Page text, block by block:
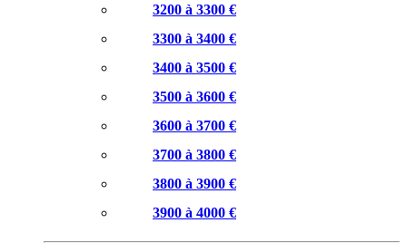
3200 à 3300 €
3300 à 3400 €
3400 à 3500 €
3500 à 3600 €
3600 à 3700 €
3700 à 3800 €
3800 à 3900 €
3900 à 4000 €